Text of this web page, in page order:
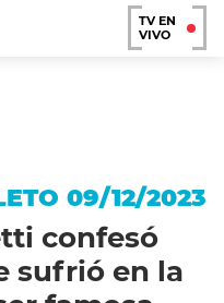
TV EN
VIVO
09/12/2023
confesó
sufrió en la